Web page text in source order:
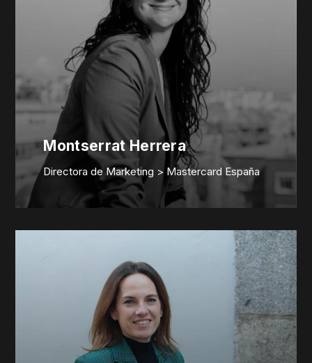
Montserrat Herrera
Directora de Marketing > Mastercard España